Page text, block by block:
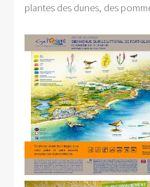
plantes des dunes, des